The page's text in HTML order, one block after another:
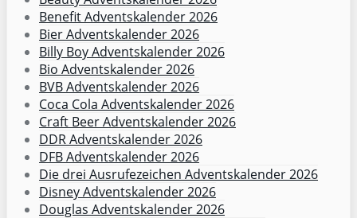
Benefit Adventskalender 2026
Bier Adventskalender 2026
Billy Boy Adventskalender 2026
Bio Adventskalender 2026
BVB Adventskalender 2026
Coca Cola Adventskalender 2026
Craft Beer Adventskalender 2026
DDR Adventskalender 2026
DFB Adventskalender 2026
Die drei Ausrufezeichen Adventskalender 2026
Disney Adventskalender 2026
Douglas Adventskalender 2026